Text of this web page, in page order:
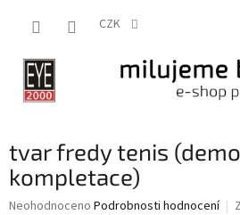
CZK
tvar fredy tenis
kompletace)
Průměrné
Neohodnoceno Podrobnosti hodnocení